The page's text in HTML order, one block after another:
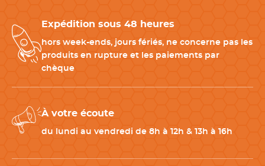
Son format compact permet dedisposer rapidement des
accessoires
essentiels en cuisine.
associez ce set avec des accessoires
adaptés :
Expédition sous 48 heures
hors week-ends, jours fériés, ne concerne pas les
produits en rupture et les paiements par
chèque
À votre écoute
du lundi au vendredi de 8h à 12h & 13h à 16h